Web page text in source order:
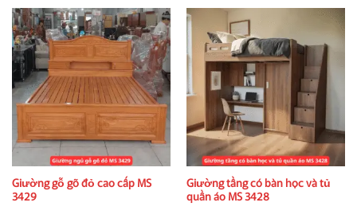
Giường gỗ gõ đỏ cao cấp MS
3429
Giường tầng có bàn học và tủ
quần áo MS 3428